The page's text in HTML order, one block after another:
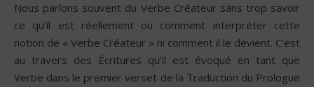
Nous parlons souvent du Verbe Créateur sans trop savoir
ce qu’il est réellement ou comment interpréter cette
notion de « Verbe Créateur » ni comment il le devient. C’est
au travers des Écritures qu’il est évoqué en tant que
Verbe dans le premier verset de la Traduction du Prologue